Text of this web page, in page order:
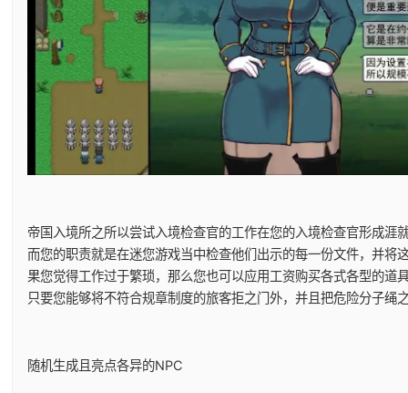
帝国入境所之所以尝试入境检查官的工作在您的入境检查官形成涯
而您的职责就是在迷您游戏当中检查他们出示的每一份文件，并将
果您觉得工作过于繁琐，那么您也可以应用工资购买各式各型的道
只要您能够将不符合规章制度的旅客拒之门外，并且把危险分子绳
随机生成且亮点各异的NPC